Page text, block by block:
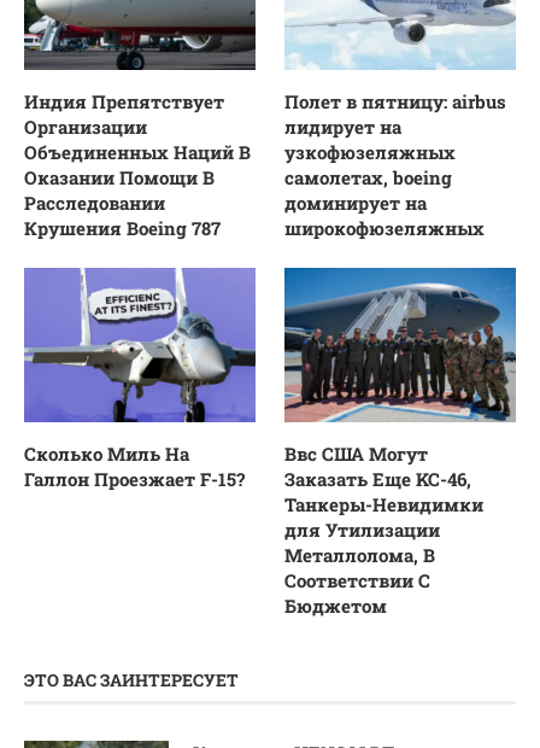
Индия Препятствует
Организации
Объединенных Наций В
Оказании Помощи В
Расследовании
Крушения Boeing 787
Полет в пятницу: airbus
лидирует на
узкофюзеляжных
самолетах, boeing
доминирует на
широкофюзеляжных
Сколько Миль На
Галлон Проезжает F-15?
Ввс США Могут
Заказать Еще KC-46,
Танкеры-Невидимки
для Утилизации
Металлолома, В
Соответствии С
Бюджетом
ЭТО ВАС ЗАИНТЕРЕСУЕТ